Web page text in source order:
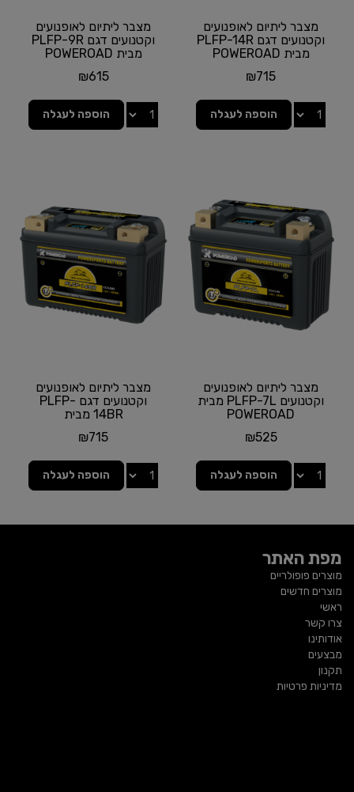
מצבר ליתיום לאופנועים
וקטנועים דגם PLFP-14R
מבית POWEROAD
₪715
הוספה לעגלה
מצבר ליתיום לאופנועים
וקטנועים דגם PLFP-9R
מבית POWEROAD
₪615
הוספה לעגלה
מצבר ליתיום לאופנועים
וקטנועים PLFP-7L מבית
POWEROAD
₪525
הוספה לעגלה
מצבר ליתיום לאופנועים
וקטנועים דגם PLFP-
14BR מבית
₪715
הוספה לעגלה
מפת האתר
מוצרים פופולריים
מוצרים חדשים
ראשי
צרו קשר
אודותינו
מבצעים
תקנון
מדיניות פרטיות